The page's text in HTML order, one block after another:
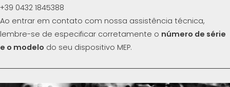
+39 0432 1845388
Ao entrar em contato com nossa assistência técnica,
lembre-se de especificar corretamente o número de série
e o modelo do seu dispositivo MEP.